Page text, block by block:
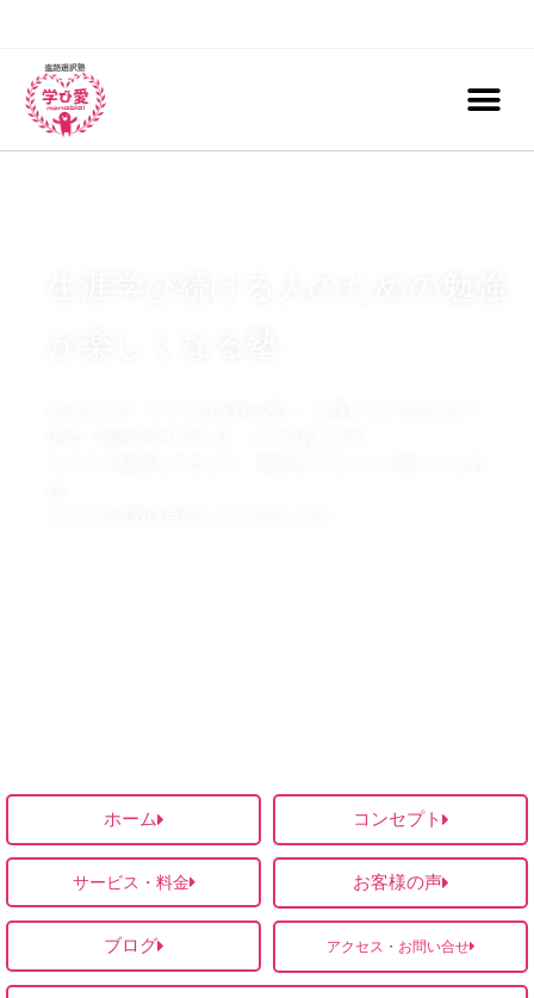
ホーム コンセプト
サービス・料金 お客様の声
ブログ アクセス・お問い合せ